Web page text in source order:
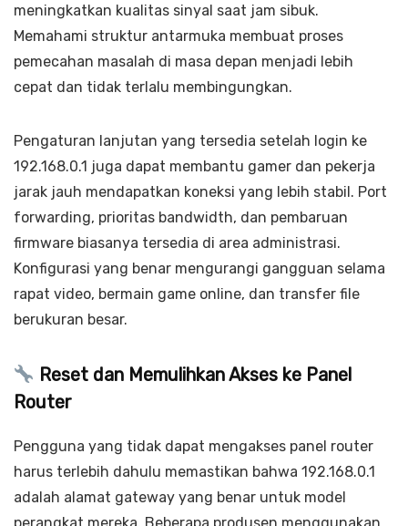
meningkatkan kualitas sinyal saat jam sibuk.
Memahami struktur antarmuka membuat proses
pemecahan masalah di masa depan menjadi lebih
cepat dan tidak terlalu membingungkan.
Pengaturan lanjutan yang tersedia setelah login ke
192.168.0.1 juga dapat membantu gamer dan pekerja
jarak jauh mendapatkan koneksi yang lebih stabil. Port
forwarding, prioritas bandwidth, dan pembaruan
firmware biasanya tersedia di area administrasi.
Konfigurasi yang benar mengurangi gangguan selama
rapat video, bermain game online, dan transfer file
berukuran besar.
Reset dan Memulihkan Akses ke Panel
Router
Pengguna yang tidak dapat mengakses panel router
harus terlebih dahulu memastikan bahwa 192.168.0.1
adalah alamat gateway yang benar untuk model
perangkat mereka. Beberapa produsen menggunakan